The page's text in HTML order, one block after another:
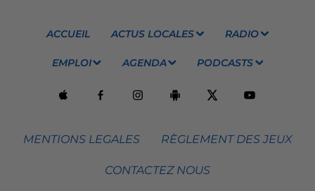
ACCUEIL ACTUS LOCALES RADIO
EMPLOI AGENDA PODCASTS
MENTIONS LEGALES RÈGLEMENT DES JEUX
CONTACTEZ NOUS